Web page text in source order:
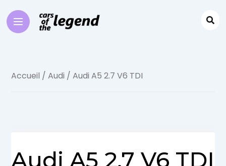
Accueil /Audi / Audi A5 2.7 V6 TDI
Audi A5 2.7 V6 TDI